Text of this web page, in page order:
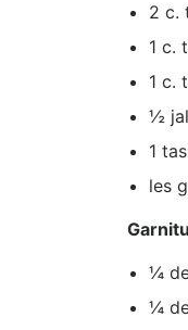
2 c.
1 c.
1 c.
½
1
les
¼
¼